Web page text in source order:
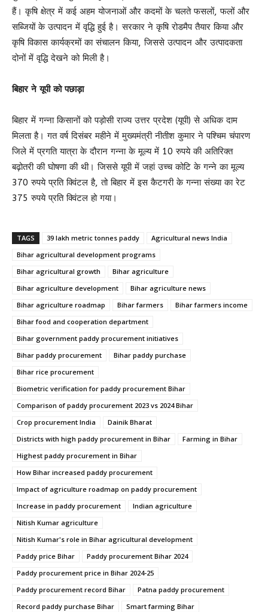
हैं। कृषि क्षेत्र में कई अहम योजनाओं और कदमों के चलते फसलों, फलों और
सब्जियों के उत्पादन में वृद्धि हुई है। सरकार ने कृषि रोडमैप तैयार किया और
कृषि विकास कार्यक्रमों का संचालन किया, जिससे उत्पादन और उत्पादकता
दोनों में वृद्धि देखने को मिली है।
बिहार ने यूपी को पछाड़ा
बिहार में गन्ना किसानों को पड़ोसी राज्य उत्तर प्रदेश (यूपी) से अधिक दाम
मिलता है। गत वर्ष दिसंबर महीने में मुख्यमंत्री नीतीश कुमार ने पश्चिम चंपारण
जिले में प्रगति यात्रा के दौरान गन्ना के मूल्य में 10 रुपये की अतिरिक्त
बढ़ोतरी की घोषणा की थी। जिससे यूपी में जहां उच्च कोटि के गन्ने का मूल्य
370 रुपये प्रति क्विंटल है, तो बिहार में इस कैटगरी के गन्ना संख्या का रेट
375 रुपये प्रति क्विंटल हो गया।
TAGS 39 lakh metric tonnes paddy
Agricultural news India
Bihar agricultural development programs
Bihar agricultural growth
Bihar agriculture
Bihar agriculture development
Bihar agriculture news
Bihar agriculture roadmap
Bihar farmers
Bihar farmers income
Bihar food and cooperation department
Bihar government paddy procurement initiatives
Bihar paddy procurement
Bihar paddy purchase
Bihar rice procurement
Biometric verification for paddy procurement Bihar
Comparison of paddy procurement 2023 vs 2024 Bihar
Crop procurement India
Dainik Bharat
Districts with high paddy procurement in Bihar
Farming in Bihar
Highest paddy procurement in Bihar
How Bihar increased paddy procurement
Impact of agriculture roadmap on paddy procurement
Increase in paddy procurement
Indian agriculture
Nitish Kumar agriculture
Nitish Kumar's role in Bihar agricultural development
Paddy price Bihar
Paddy procurement Bihar 2024
Paddy procurement price in Bihar 2024-25
Paddy procurement record Bihar
Patna paddy procurement
Record paddy purchase Bihar
Smart farming Bihar